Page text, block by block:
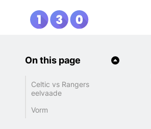
On this page
Celtic vs Rangers
eelvaade
Vorm